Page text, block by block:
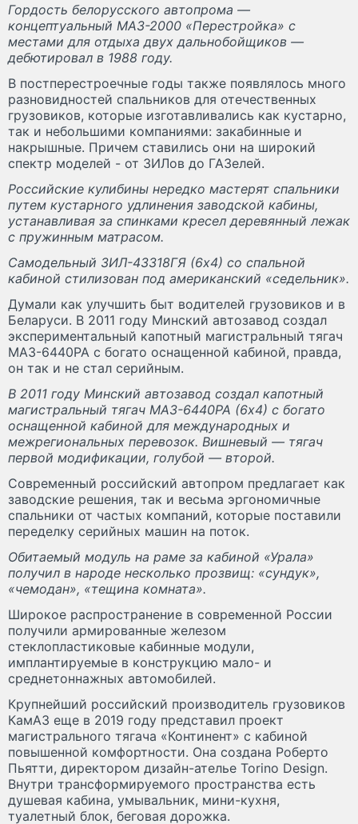
Гордость белорусского автопрома —
концептуальный МАЗ-2000 «Перестройка» с
местами для отдыха двух дальнобойщиков —
дебютировал в 1988 году.
В постперестроечные годы также появлялось много
разновидностей спальников для отечественных
грузовиков, которые изготавливались как кустарно,
так и небольшими компаниями: закабинные и
накрышные. Причем ставились они на широкий
спектр моделей - от ЗИЛов до ГАЗелей.
Российские кулибины нередко мастерят спальники
путем кустарного удлинения заводской кабины,
устанавливая за спинками кресел деревянный лежак
с пружинным матрасом.
Самодельный ЗИЛ-43318ГЯ (6х4) со спальной
кабиной стилизован под американский «седельник».
Думали как улучшить быт водителей грузовиков и в
Беларуси. В 2011 году Минский автозавод создал
экспериментальный капотный магистральный тягач
МАЗ-6440РА с богато оснащенной кабиной, правда,
он так и не стал серийным.
В 2011 году Минский автозавод создал капотный
магистральный тягач МАЗ-6440РА (6х4) с богато
оснащенной кабиной для международных и
межрегиональных перевозок. Вишневый — тягач
первой модификации, голубой — второй.
Современный российский автопром предлагает как
заводские решения, так и весьма эргономичные
спальники от частых компаний, которые поставили
переделку серийных машин на поток.
Обитаемый модуль на раме за кабиной «Урала»
получил в народе несколько прозвищ: «сундук»,
«чемодан», «тещина комната».
Широкое распространение в современной России
получили армированные железом
стеклопластиковые кабинные модули,
имплантируемые в конструкцию мало- и
среднетоннажных автомобилей.
Крупнейший российский производитель грузовиков
КамАЗ еще в 2019 году представил проект
магистрального тягача «Континент» с кабиной
повышенной комфортности. Она создана Роберто
Пьятти, директором дизайн-ателье Torino Design.
Внутри трансформируемого пространства есть
душевая кабина, умывальник, мини-кухня,
туалетный блок, беговая дорожка.